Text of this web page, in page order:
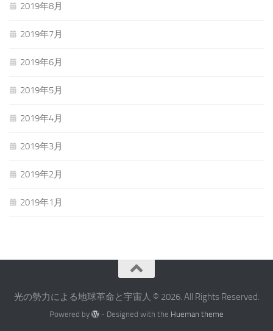
2019年8月
2019年7月
2019年6月
2019年5月
2019年4月
2019年3月
2019年2月
2019年1月
光の勢力による地球革命と宇宙人 © 2026. All Rights Reserved.
Powered by - Designed with the Hueman theme